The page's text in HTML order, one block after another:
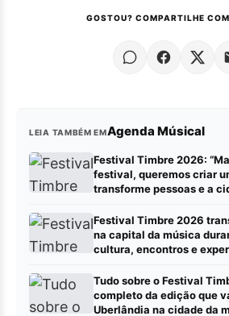
GOSTOU? COMPARTILHE
LEIA TAMBÉM EMAgenda Músical
Festival Timbre 2026:
festival, queremos criar
transforme pessoas e a
Festival Timbre 2026
na capital da música
cultura, encontros e
Tudo sobre o Festival
completo da edição que
Uberlândia na cidade da